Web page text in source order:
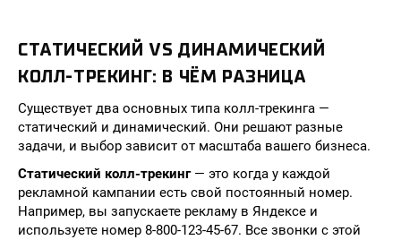
СТАТИЧЕСКИЙ VS ДИНАМИЧЕСКИЙ
КОЛЛ-ТРЕКИНГ: В ЧЁМ РАЗНИЦА
Существует два основных типа колл-трекинга —
статический и динамический. Они решают разные
задачи, и выбор зависит от масштаба вашего бизнеса.
Статический колл-трекинг— это когда у каждой
рекламной кампании есть свой постоянный номер.
Например, вы запускаете рекламу в Яндексе и
используете номер 8-800-123-45-67. Все звонки с этой